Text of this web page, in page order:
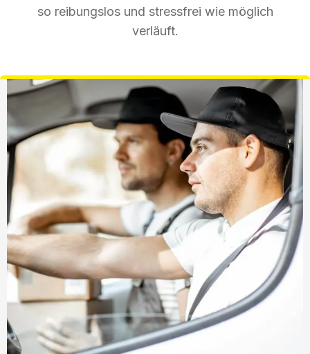
so reibungslos und stressfrei wie möglich
verläuft.